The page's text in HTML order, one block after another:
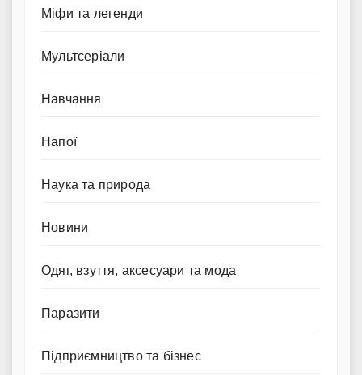
Міфи та легенди
Мультсеріали
Навчання
Напої
Наука та природа
Новини
Одяг, взуття, аксесуари та мода
Паразити
Підприємництво та бізнес